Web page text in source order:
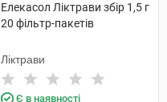
Елекасол Ліктрави збір 1,5 г
20 фільтр-пакетів
Ліктрави
Є в наявності